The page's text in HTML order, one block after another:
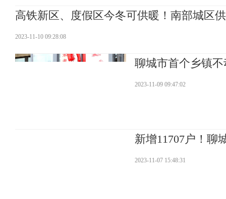
高铁新区、度假区今冬可供暖！南部城区
2023-11-10 09:28:08
聊城市首个乡镇
2023-11-09 09:47:02
新增11707户！聊
2023-11-07 15:48:31